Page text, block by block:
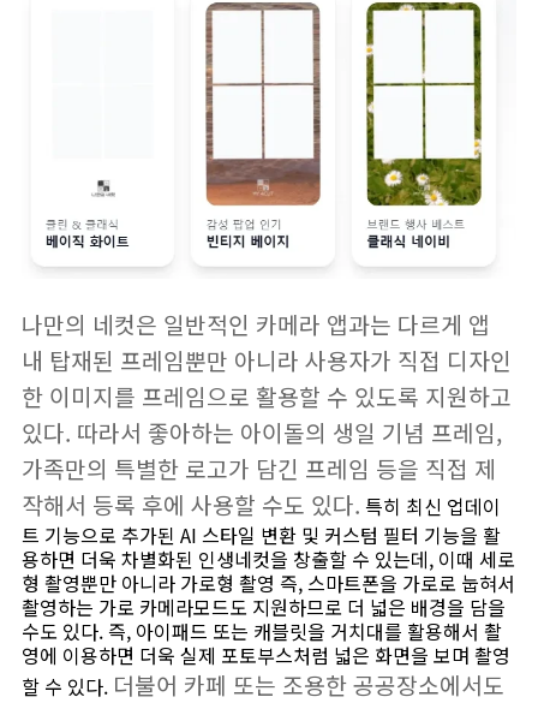
나만의 네컷은 일반적인 카메라 앱과는 다르게 앱
내 탑재된 프레임뿐만 아니라 사용자가 직접 디자인
한 이미지를 프레임으로 활용할 수 있도록 지원하고
있다. 따라서 좋아하는 아이돌의 생일 기념 프레임,
가족만의 특별한 로고가 담긴 프레임 등을 직접 제
작해서 등록 후에 사용할 수도 있다. 특히 최신 업데이
트 기능으로 추가된 AI 스타일 변환 및 커스텀 필터 기능을 활
용하면 더욱 차별화된 인생네컷을 창출할 수 있는데, 이때 세로
형 촬영뿐만 아니라 가로형 촬영 즉, 스마트폰을 가로로 눕혀서
촬영하는 가로 카메라모드도 지원하므로 더 넓은 배경을 담을
수도 있다. 즉, 아이패드 또는 캐블릿을 거치대를 활용해서 촬
영에 이용하면 더욱 실제 포토부스처럼 넓은 화면을 보며 촬영
할 수 있다. 더불어 카페 또는 조용한 공공장소에서도